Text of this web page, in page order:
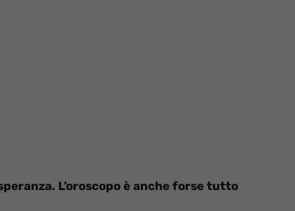
L’oroscopo è anche forse tutto